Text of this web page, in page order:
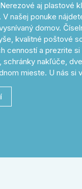
aj plastové
našej ponuke
domov.
kvalitné poštové
cenností a prezrite
schránky nakľúče,
mieste. U nás si